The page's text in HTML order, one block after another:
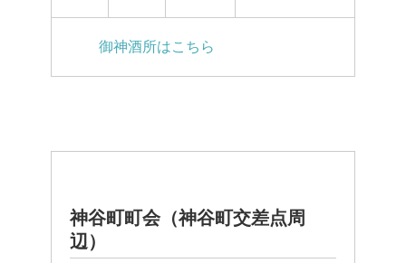
御神酒所はこちら
神谷町町会（神谷町交差点周
辺）